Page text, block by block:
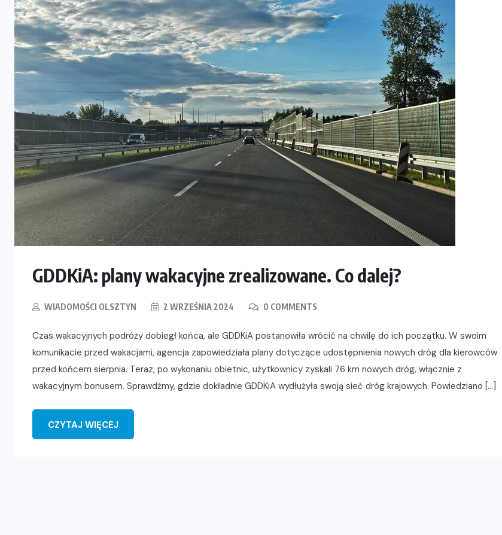
GDDKiA: plany wakacyjne zrealizowane. Co dalej?
WIADOMOŚCI OLSZTYN 2 WRZEŚNIA 2024 0 COMMENTS
Czas wakacyjnych podróży dobiegł końca, ale GDDKiA postanowiła wrócić na chwilę do ich początku. W swoim
komunikacie przed wakacjami, agencja zapowiedziała plany dotyczące udostępnienia nowych dróg dla kierowców
przed końcem sierpnia. Teraz, po wykonaniu obietnic, użytkownicy zyskali 76 km nowych dróg, włącznie z
wakacyjnym bonusem. Sprawdźmy, gdzie dokładnie GDDKiA wydłużyła swoją sieć dróg krajowych. Powiedziano […]
CZYTAJ WIĘCEJ